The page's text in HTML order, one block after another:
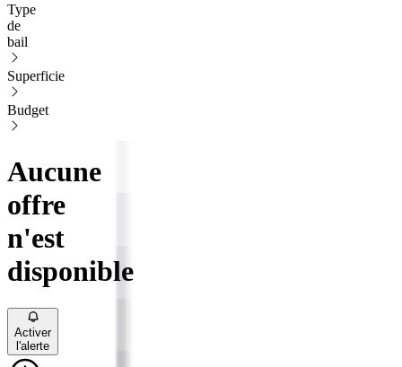
Type
de
bail
Superficie
Budget
Aucune
offre
n'est
disponible
Activer
l'alerte